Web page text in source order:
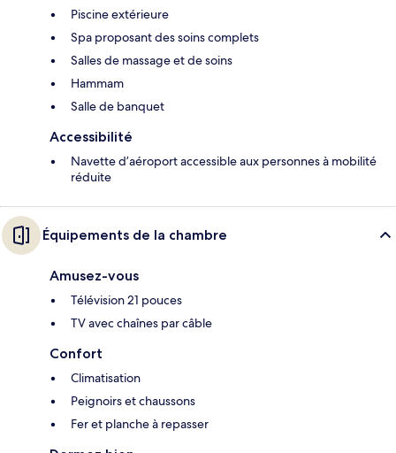
Piscine extérieure
Spa proposant des soins complets
Salles de massage et de soins
Hammam
Salle de banquet
Accessibilité
Navette d’aéroport accessible aux personnes à mobilité
réduite
Équipements de la chambre
Amusez-vous
Télévision 21 pouces
TV avec chaînes par câble
Confort
Climatisation
Peignoirs et chaussons
Fer et planche à repasser